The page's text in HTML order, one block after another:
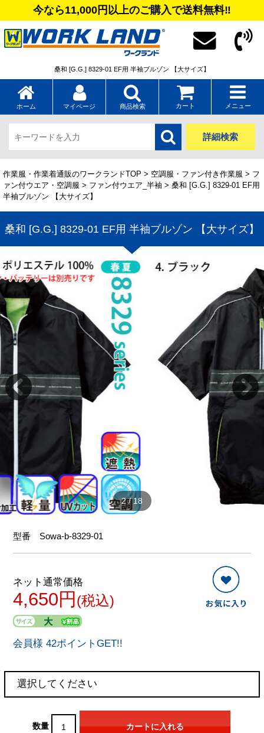
今なら11,000円以上のご購入で送料無料‼
桑和 [G.G.] 8329-01 EF用 半袖ブルゾン 【大サイズ】
ホーム マイページ 商品検索 カート メニュー
詳細検索
作業服・作業着通販のワークランドTOP > 空調服・ファン付き作業服 > フ
ァン付ウエア・空調服 > ファン付ウエア_半袖 > 桑和 [G.G.] 8329-01 EF用
半袖ブルゾン 【大サイズ】
桑和 [G.G.] 8329-01 EF用 半袖ブルゾン 【大サイズ】
2/18
型番 Sowa-b-8329-01
ネット通常価格
4,650円 (税込)
会員様 42ポイントGET!!
数量